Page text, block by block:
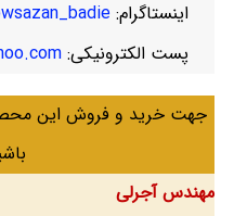
اینستاگرام:
پست الکترونیکی:
جهت خرید و فروش این
مهندس آجرلی